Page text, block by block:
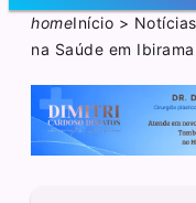
homeInício > Notícias
na Saúde em Ibirama